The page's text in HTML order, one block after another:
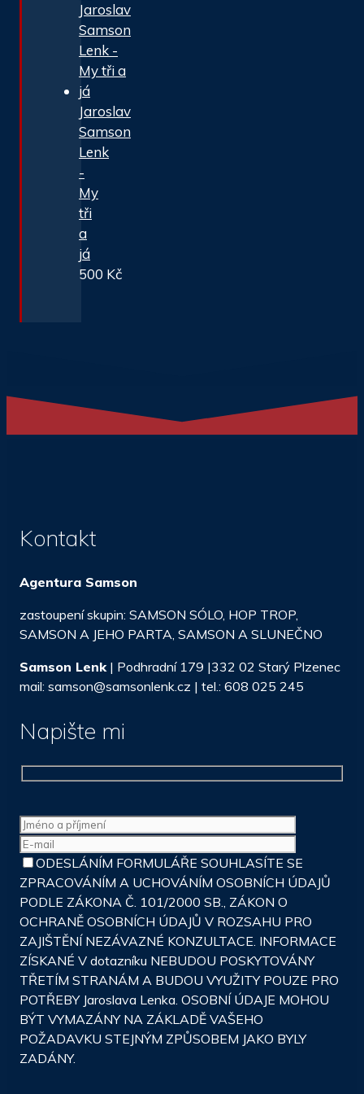
Jaroslav
Samson
Lenk
-
My
tři
a
já
500 Kč
Kontakt
Agentura Samson
zastoupení skupin: SAMSON SÓLO, HOP TROP,
SAMSON A JEHO PARTA, SAMSON A SLUNEČNO
Samson Lenk| Podhradní 179 |332 02 Starý Plzenec
mail: samson@samsonlenk.cz | tel.: 608 025 245
Napište mi
ODESLÁNÍM FORMULÁŘE SOUHLASÍTE SE
ZPRACOVÁNÍM A UCHOVÁNÍM OSOBNÍCH ÚDAJŮ
PODLE ZÁKONA Č. 101/2000 SB., ZÁKON O
OCHRANĚ OSOBNÍCH ÚDAJŮ V ROZSAHU PRO
ZAJIŠTĚNÍ NEZÁVAZNÉ KONZULTACE. INFORMACE
ZÍSKANÉ V dotazníku NEBUDOU POSKYTOVÁNY
TŘETÍM STRANÁM A BUDOU VYUŽITY POUZE PRO
POTŘEBY Jaroslava Lenka. OSOBNÍ ÚDAJE MOHOU
BÝT VYMAZÁNY NA ZÁKLADĚ VAŠEHO
POŽADAVKU STEJNÝM ZPŮSOBEM JAKO BYLY
ZADÁNY.